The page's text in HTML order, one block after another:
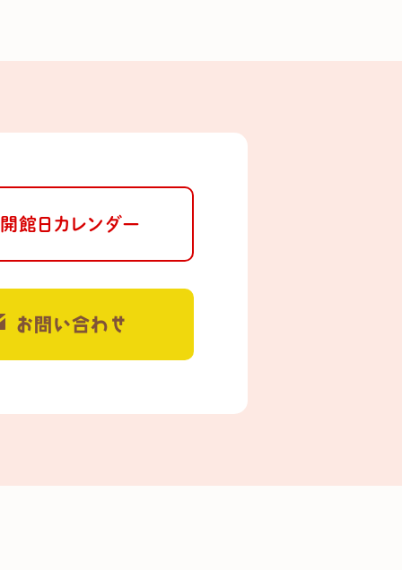
開館日カレンダー
お問い合わせ